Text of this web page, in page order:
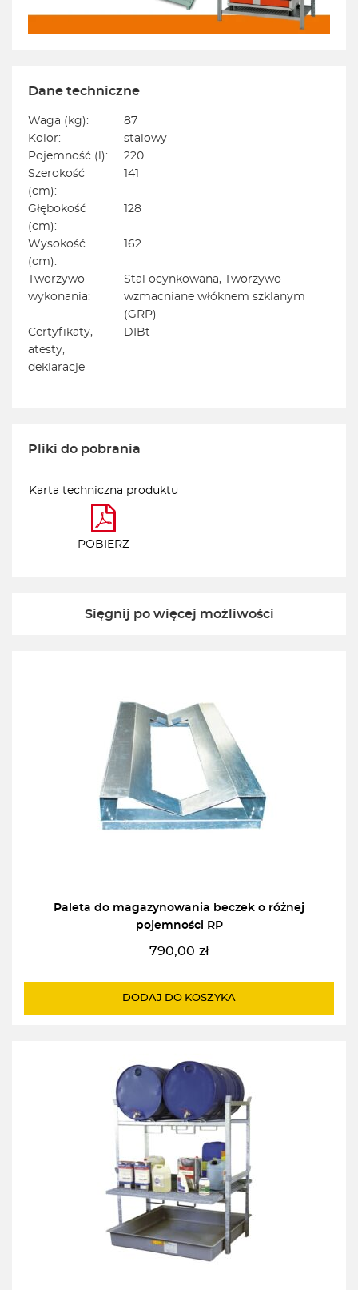
Dane techniczne
Waga (kg):
87
Kolor:
stalowy
Pojemność (l):
220
Szerokość
(cm):
141
Głębokość
(cm):
128
Wysokość
(cm):
162
Tworzywo
wykonania:
Stal ocynkowana, Tworzywo
wzmacniane włóknem szklanym
(GRP)
Certyfikaty,
atesty,
deklaracje
DIBt
Pliki do pobrania
Karta techniczna produktu
POBIERZ
Sięgnij po więcej możliwości
Paleta do magazynowania beczek o różnej
pojemności RP
790,00 zł
DODAJ DO KOSZYKA